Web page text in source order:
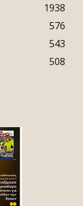
1938
576
543
508